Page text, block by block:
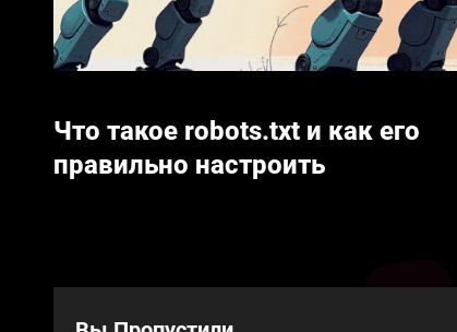
Что такое robots.txt и как его
правильно настроить